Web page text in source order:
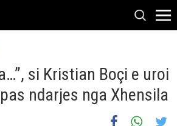
si Kristian Boçi e uroi
ndarjes nga Xhensila